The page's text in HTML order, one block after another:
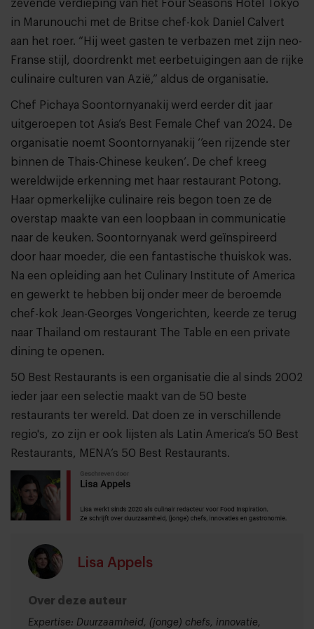
zevende verdieping van het Four Seasons Hotel Tokyo
in Marunouchi met de Britse chef-kok Daniel Calvert
aan het roer. “Hij weet gasten te verbazen met zijn neo-
Franse stijl, doordrenkt met eerbetuigingen aan de rijke
culinaire culturen van Azië,” aldus de organisatie.
Chef Pichaya Soontornyanakij werd eerder dit jaar
uitgeroepen tot Asia’s Best Female Chef van 2024. De
organisatie noemt Soontornyanakij ‘’een rijzende ster
binnen de Thais-Chinese keuken’. De chef kreeg
wereldwijde erkenning met haar restaurant Potong.
Haar opmerkelijke culinaire reis begon toen ze de
overstap maakte van een loopbaan in communicatie
naar de keuken. Soontornyanak werd geïnspireerd
door haar moeder, die een fantastische thuiskok was.
Na een opleiding aan het Culinary Institute of America
en gewerkt te hebben bij onder meer de beroemde
chef-kok Jean-Georges Vongerichten, keerde ze terug
naar Thailand om restaurant The Table en een private
dining te openen.
50 Best Restaurants is een organisatie die al sinds 2002
ieder jaar een selectie maakt van de 50 beste
restaurants ter wereld. Dat doen ze in verschillende
regio's, zo zijn er ook lijsten als Latin America’s 50 Best
Restaurants, MENA’s 50 Best Restaurants.
Lisa Appels
Over deze auteur
Expertise: Duurzaamheid, (jonge) chefs, innovatie,